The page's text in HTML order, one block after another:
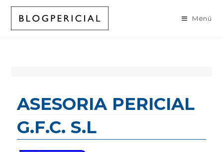
contenido
Menú
ASESORIA PERICIAL
G.F.C. S.L